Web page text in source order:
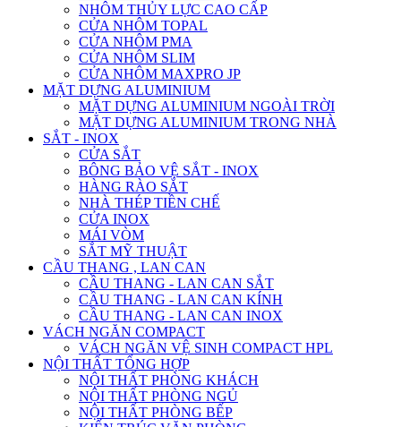
NHÔM THỦY LỰC CAO CẤP
CỬA NHÔM TOPAL
CỬA NHÔM PMA
CỬA NHÔM SLIM
CỬA NHÔM MAXPRO JP
MẶT DỰNG ALUMINIUM
MẶT DỰNG ALUMINIUM NGOÀI TRỜI
MẶT DỰNG ALUMINIUM TRONG NHÀ
SẮT - INOX
CỬA SẮT
BÔNG BẢO VỆ SẮT - INOX
HÀNG RÀO SẮT
NHÀ THÉP TIỀN CHẾ
CỬA INOX
MÁI VÒM
SẮT MỸ THUẬT
CẦU THANG , LAN CAN
CẦU THANG - LAN CAN SẮT
CẦU THANG - LAN CAN KÍNH
CẦU THANG - LAN CAN INOX
VÁCH NGĂN COMPACT
VÁCH NGĂN VỆ SINH COMPACT HPL
NỘI THẤT TỔNG HỢP
NỘI THẤT PHÒNG KHÁCH
NỘI THẤT PHÒNG NGỦ
NỘI THẤT PHÒNG BẾP